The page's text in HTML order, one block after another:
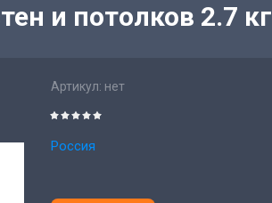
и потолков 2.7 кг
Артикул: нет
Россия